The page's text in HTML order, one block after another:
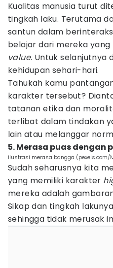
Kualitas manusia turut
tingkah laku. Terutama
santun dalam
belajar dari mereka
value. Untuk selanjutnya
kehidupan sehari-hari.
Tahukah kamu
karakter tersebut?
tatanan etika dan
terlibat dalam tindakan
lain atau melanggar
5. Merasa puas dengan
ilustrasi merasa bangga (pexels.com/
Sudah seharusnya kita
yang memiliki karakter
mereka adalah
Sikap dan tingkah
sehingga tidak merusak